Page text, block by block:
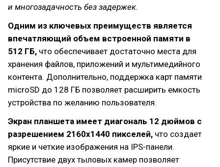
и многозадачность без задержек.
Одним из ключевых преимуществ является
впечатляющий объем встроенной памяти в
512 ГБ, что обеспечивает достаточно места для
хранения файлов, приложений и мультимедийного
контента. Дополнительно, поддержка карт памяти
microSD до 128 ГБ позволяет расширить емкость
устройства по желанию пользователя.
Экран планшета имеет диагональ 12 дюймов с
разрешением 2160x1440 пикселей, что создает
яркие и четкие изображения на IPS-панели.
Присутствие двух тыловых камер позволяет